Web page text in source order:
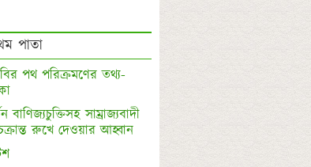
পাতা
পথ পরিক্রমণের তথ্য-
বাণিজ্যচুক্তিসহ সাম্রাজ্যবাদী